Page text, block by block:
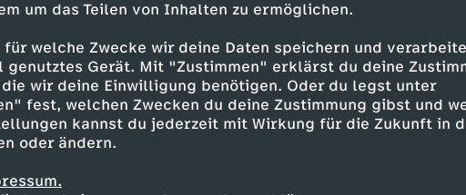
um das Teilen von Inhalten zu ermöglichen.
für welche Zwecke wir deine Daten speichern und
Gerät. Mit "Zustimmen" erklärst du deine
wir deine Einwilligung benötigen. Oder du legst unter
fest, welchen Zwecken du deine Zustimmung gibst und
kannst du jederzeit mit Wirkung für die Zukunft in
oder ändern.
entdecken
Animation fröhlich Untertitel Super Wings